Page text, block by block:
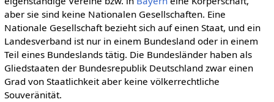
aber sie sind keine Nationalen Gesellschaften. Eine
Nationale Gesellschaft bezieht sich auf einen Staat, und ein
Landesverband ist nur in einem Bundesland oder in einem
Teil eines Bundeslands tätig. Die Bundesländer haben als
Gliedstaaten der Bundesrepublik Deutschland zwar einen
Grad von Staatlichkeit aber keine völkerrechtliche
Souveränität.